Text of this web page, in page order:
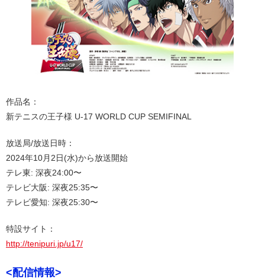
作品名：
新テニスの王⼦様 U-17 WORLD CUP SEMIFINAL
放送局/放送日時：
2024年10月2日(水)から放送開始
テレ東: 深夜24:00〜
テレビ大阪: 深夜25:35〜
テレビ愛知: 深夜25:30〜
特設サイト：
http://tenipuri.jp/u17/
<配信情報>